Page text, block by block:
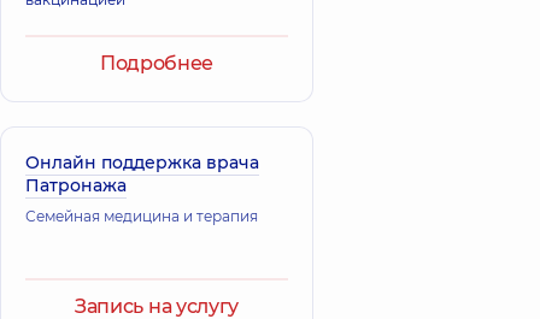
Подробнее
Онлайн поддержка врача
Патронажа
Семейная медицина и терапия
Запись на услугу